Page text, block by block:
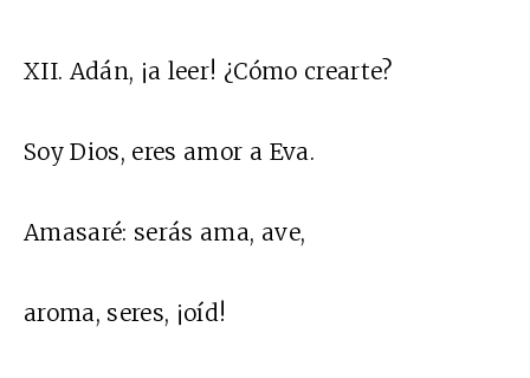
XII. Adán, ¡a leer! ¿Cómo crearte?
Soy Dios, eres amor a Eva.
Amasaré: serás ama, ave,
aroma, seres, ¡oíd!